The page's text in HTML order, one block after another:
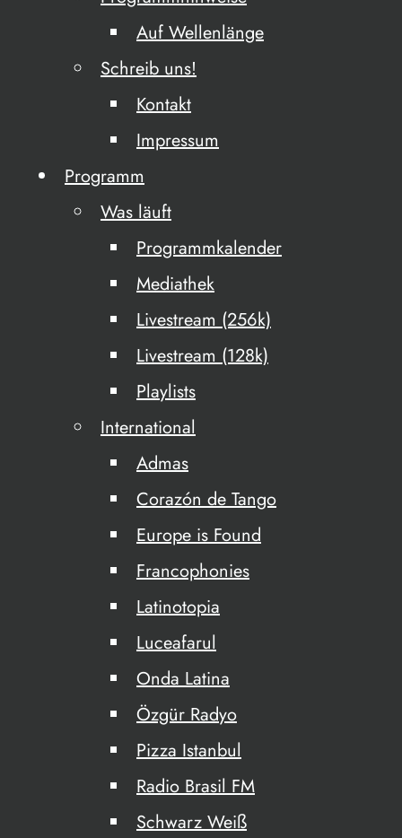
Auf Wellenlänge
Schreib uns!
Kontakt
Impressum
Programm
Was läuft
Programmkalender
Mediathek
Livestream (256k)
Livestream (128k)
Playlists
International
Admas
Corazón de Tango
Europe is Found
Francophonies
Latinotopia
Luceafarul
Onda Latina
Özgür Radyo
Pizza Istanbul
Radio Brasil FM
Schwarz Weiß